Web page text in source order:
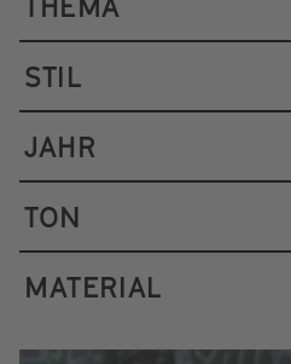
STIL
JAHR
TON
MATERIAL